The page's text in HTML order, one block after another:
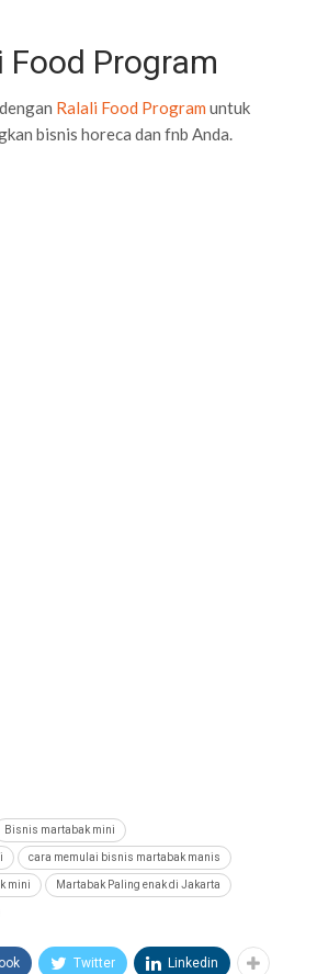
Food Program
Ralali Food Program untuk
bisnis horeca dan fnb Anda.
Bisnis martabak mini
cara memulai bisnis martabak manis
mini Martabak Paling enak di Jakarta
Twitter Linkedin